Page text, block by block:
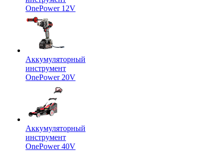
OnePower 12V
Аккумуляторный
инструмент
OnePower 20V
Аккумуляторный
инструмент
OnePower 40V